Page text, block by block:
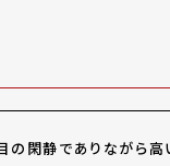
の閑静でありながら高